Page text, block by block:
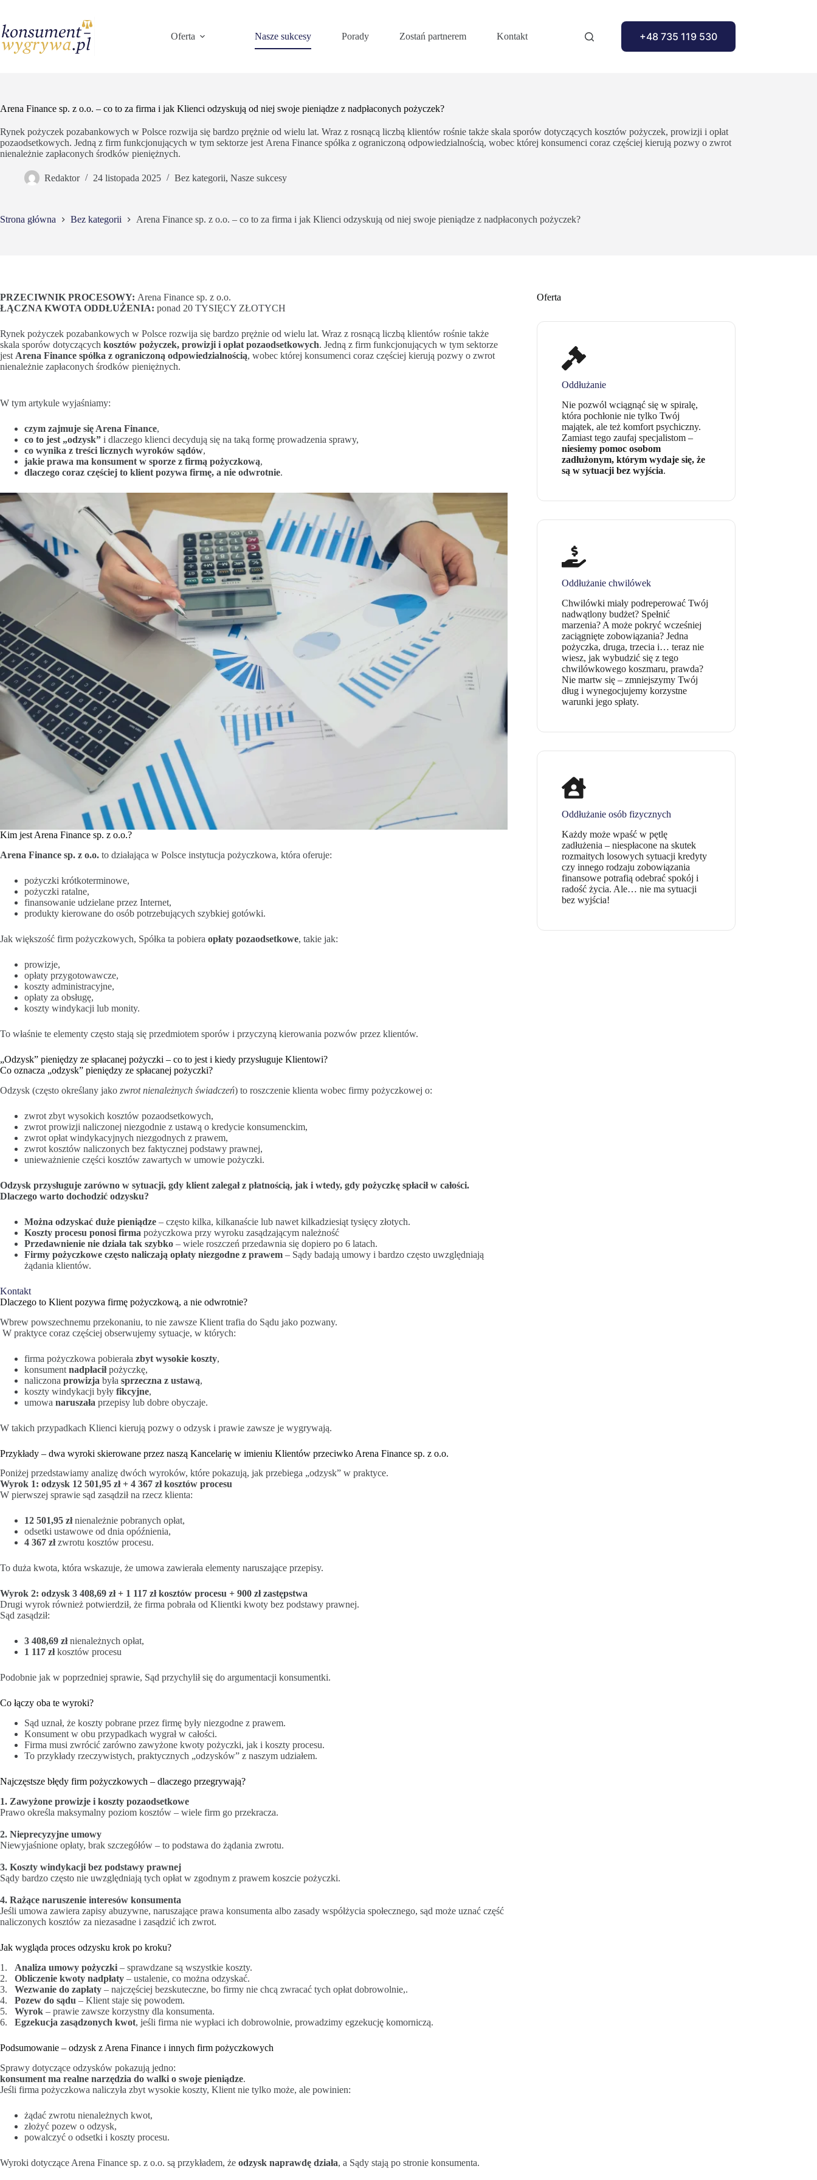
treści
Oferta
Nasze sukcesy Porady Zostań partnerem Kontakt +48 735 119 530
Arena Finance sp. z o.o. – co to za firma i jak Klienci odzyskują od niej swoje pieniądze z nadpłaconych pożyczek?
Rynek pożyczek pozabankowych w Polsce rozwija się bardzo prężnie od wielu lat. Wraz z rosnącą liczbą klientów rośnie także skala sporów dotyczących kosztów pożyczek, prowizji i opłat
pozaodsetkowych. Jedną z firm funkcjonujących w tym sektorze jest Arena Finance spółka z ograniczoną odpowiedzialnością, wobec której konsumenci coraz częściej kierują pozwy o zwrot
nienależnie zapłaconych środków pieniężnych.
Redaktor 24 listopada 2025 Bez kategorii, Nasze sukcesy
Strona główna Bez kategorii Arena Finance sp. z o.o. – co to za firma i jak Klienci odzyskują od niej swoje pieniądze z nadpłaconych pożyczek?
PRZECIWNIK PROCESOWY: Arena Finance sp. z o.o.
ŁĄCZNA KWOTA ODDŁUŻENIA: ponad 20 TYSIĘCY ZŁOTYCH
Rynek pożyczek pozabankowych w Polsce rozwija się bardzo prężnie od wielu lat. Wraz z rosnącą liczbą klientów rośnie także
skala sporów dotyczących kosztów pożyczek, prowizji i opłat pozaodsetkowych. Jedną z firm funkcjonujących w tym sektorze
jest Arena Finance spółka z ograniczoną odpowiedzialnością, wobec której konsumenci coraz częściej kierują pozwy o zwrot
nienależnie zapłaconych środków pieniężnych.
W tym artykule wyjaśniamy:
czym zajmuje się Arena Finance,
co to jest „odzysk” i dlaczego klienci decydują się na taką formę prowadzenia sprawy,
co wynika z treści licznych wyroków sądów,
jakie prawa ma konsument w sporze z firmą pożyczkową,
dlaczego coraz częściej to klient pozywa firmę, a nie odwrotnie.
Kim jest Arena Finance sp. z o.o.?
Arena Finance sp. z o.o. to działająca w Polsce instytucja pożyczkowa, która oferuje:
pożyczki krótkoterminowe,
pożyczki ratalne,
finansowanie udzielane przez Internet,
produkty kierowane do osób potrzebujących szybkiej gotówki.
Jak większość firm pożyczkowych, Spółka ta pobiera opłaty pozaodsetkowe, takie jak:
prowizje,
opłaty przygotowawcze,
koszty administracyjne,
opłaty za obsługę,
koszty windykacji lub monity.
To właśnie te elementy często stają się przedmiotem sporów i przyczyną kierowania pozwów przez klientów.
„Odzysk” pieniędzy ze spłacanej pożyczki – co to jest i kiedy przysługuje Klientowi?
Co oznacza „odzysk” pieniędzy ze spłacanej pożyczki?
Odzysk (często określany jako zwrot nienależnych świadczeń) to roszczenie klienta wobec firmy pożyczkowej o:
zwrot zbyt wysokich kosztów pozaodsetkowych,
zwrot prowizji naliczonej niezgodnie z ustawą o kredycie konsumenckim,
zwrot opłat windykacyjnych niezgodnych z prawem,
zwrot kosztów naliczonych bez faktycznej podstawy prawnej,
unieważnienie części kosztów zawartych w umowie pożyczki.
Odzysk przysługuje zarówno w sytuacji, gdy klient zalegał z płatnością, jak i wtedy, gdy pożyczkę spłacił w całości.
Dlaczego warto dochodzić odzysku?
Można odzyskać duże pieniądze – często kilka, kilkanaście lub nawet kilkadziesiąt tysięcy złotych.
Koszty procesu ponosi firma pożyczkowa przy wyroku zasądzającym należność
Przedawnienie nie działa tak szybko – wiele roszczeń przedawnia się dopiero po 6 latach.
Firmy pożyczkowe często naliczają opłaty niezgodne z prawem – Sądy badają umowy i bardzo często uwzględniają
żądania klientów.
Kontakt
Dlaczego to Klient pozywa firmę pożyczkową, a nie odwrotnie?
Wbrew powszechnemu przekonaniu, to nie zawsze Klient trafia do Sądu jako pozwany.
W praktyce coraz częściej obserwujemy sytuacje, w których:
firma pożyczkowa pobierała zbyt wysokie koszty,
konsument nadpłaciłpożyczkę,
naliczona prowizja była sprzeczna z ustawą,
koszty windykacji były fikcyjne,
umowa naruszała przepisy lub dobre obyczaje.
W takich przypadkach Klienci kierują pozwy o odzysk i prawie zawsze je wygrywają.
Przykłady – dwa wyroki skierowane przez naszą Kancelarię w imieniu Klientów przeciwko Arena Finance sp. z o.o.
Poniżej przedstawiamy analizę dwóch wyroków, które pokazują, jak przebiega „odzysk” w praktyce.
Wyrok 1: odzysk 12 501,95 zł + 4 367 zł kosztów procesu
W pierwszej sprawie sąd zasądził na rzecz klienta:
12 501,95 złnienależnie pobranych opłat,
odsetki ustawowe od dnia opóźnienia,
4 367 złzwrotu kosztów procesu.
To duża kwota, która wskazuje, że umowa zawierała elementy naruszające przepisy.
Wyrok 2: odzysk 3 408,69 zł + 1 117 zł kosztów procesu + 900 zł zastępstwa
Drugi wyrok również potwierdził, że firma pobrała od Klientki kwoty bez podstawy prawnej.
Sąd zasądził:
3 408,69 złnienależnych opłat,
1 117 złkosztów procesu
Podobnie jak w poprzedniej sprawie, Sąd przychylił się do argumentacji konsumentki.
Co łączy oba te wyroki?
Sąd uznał, że koszty pobrane przez firmę były niezgodne z prawem.
Konsument w obu przypadkach wygrał w całości.
Firma musi zwrócić zarówno zawyżone kwoty pożyczki, jak i koszty procesu.
To przykłady rzeczywistych, praktycznych „odzysków” z naszym udziałem.
Najczęstsze błędy firm pożyczkowych – dlaczego przegrywają?
1. Zawyżone prowizje i koszty pozaodsetkowe
Prawo określa maksymalny poziom kosztów – wiele firm go przekracza.
2. Nieprecyzyjne umowy
Niewyjaśnione opłaty, brak szczegółów – to podstawa do żądania zwrotu.
3. Koszty windykacji bez podstawy prawnej
Sądy bardzo często nie uwzględniają tych opłat w zgodnym z prawem koszcie pożyczki.
4. Rażące naruszenie interesów konsumenta
Jeśli umowa zawiera zapisy abuzywne, naruszające prawa konsumenta albo zasady współżycia społecznego, sąd może uznać część
naliczonych kosztów za niezasadne i zasądzić ich zwrot.
Jak wygląda proces odzysku krok po kroku?
1. Analiza umowy pożyczki – sprawdzane są wszystkie koszty.
2. Obliczenie kwoty nadpłaty – ustalenie, co można odzyskać.
3. Wezwanie do zapłaty – najczęściej bezskuteczne, bo firmy nie chcą zwracać tych opłat dobrowolnie,.
4. Pozew do sądu – Klient staje się powodem.
5. Wyrok – prawie zawsze korzystny dla konsumenta.
6. Egzekucja zasądzonych kwot, jeśli firma nie wypłaci ich dobrowolnie, prowadzimy egzekucję komorniczą.
Podsumowanie – odzysk z Arena Finance i innych firm pożyczkowych
Sprawy dotyczące odzysków pokazują jedno:
konsument ma realne narzędzia do walki o swoje pieniądze.
Jeśli firma pożyczkowa naliczyła zbyt wysokie koszty, Klient nie tylko może, ale powinien:
żądać zwrotu nienależnych kwot,
złożyć pozew o odzysk,
powalczyć o odsetki i koszty procesu.
Wyroki dotyczące Arena Finance sp. z o.o. są przykładem, że odzysk naprawdę działa, a Sądy stają po stronie konsumenta.
Oferta
Oddłużanie
Nie pozwól wciągnąć się w spiralę,
która pochłonie nie tylko Twój
majątek, ale też komfort psychiczny.
Zamiast tego zaufaj specjalistom –
niesiemy pomoc osobom
zadłużonym, którym wydaje się, że
są w sytuacji bez wyjścia.
Oddłużanie chwilówek
Chwilówki miały podreperować Twój
nadwątlony budżet? Spełnić
marzenia? A może pokryć wcześniej
zaciągnięte zobowiązania? Jedna
pożyczka, druga, trzecia i… teraz nie
wiesz, jak wybudzić się z tego
chwilówkowego koszmaru, prawda?
Nie martw się – zmniejszymy Twój
dług i wynegocjujemy korzystne
warunki jego spłaty.
Oddłużanie osób fizycznych
Każdy może wpaść w pętlę
zadłużenia – niespłacone na skutek
rozmaitych losowych sytuacji kredyty
czy innego rodzaju zobowiązania
finansowe potrafią odebrać spokój i
radość życia. Ale… nie ma sytuacji
bez wyjścia!